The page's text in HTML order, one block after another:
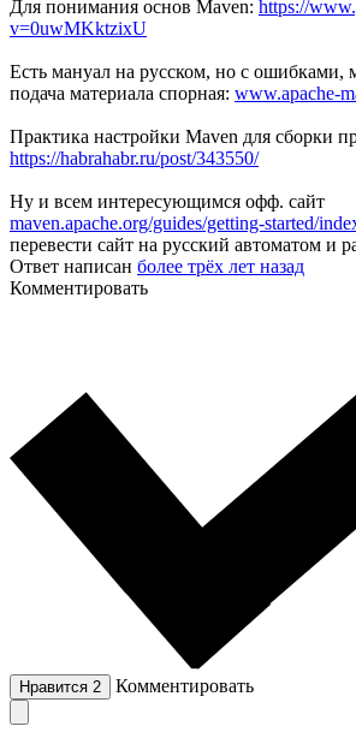
Для понимания основ Maven: https://
v=0uwMKktzixU
Есть мануал на русском, но с ошибками,
подача материала спорная: www.apache-
Практика настройки Maven для сборки
https://habrahabr.ru/post/343550/
Ну и всем интересующимся офф. сайт
maven.apache.org/guides/getting-started/
перевести сайт на русский автоматом и
Ответ написан более трёх лет назад
Комментировать
Нравится 2 Комментировать